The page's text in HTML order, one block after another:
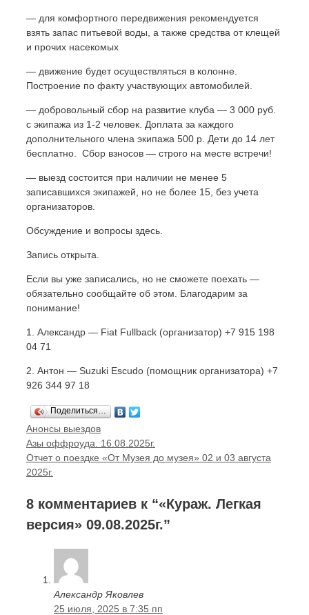
— для комфортного передвижения рекомендуется
взять запас питьевой воды, а также средства от клещей
и прочих насекомых
— движение будет осуществляться в колонне.
Построение по факту участвующих автомобилей.
— добровольный сбор на развитие клуба — 3 000 руб.
с экипажа из 1-2 человек. Доплата за каждого
дополнительного члена экипажа 500 р. Дети до 14 лет
бесплатно. ​ Сбор взносов — строго на месте встречи!
— выезд состоится при наличии не менее 5
записавшихся экипажей, но не более 15, без учета
организаторов.
Обсуждение и вопросы здесь.
Запись открыта.
Если вы уже записались, но не сможете поехать —
обязательно сообщайте об этом. Благодарим за
понимание!
1. Александр — Fiat Fullback (организатор) +7 915 198
04 71
2. Антон — Suzuki Escudo (помощник организатора) +7
926 344 97 18
Поделиться…
Рубрики
Анонсы выездов
Навигация
записи
Азы оффроуда. 16.08.2025г.
Отчет о поездке «От Музея до музея» 02 и 03 августа
2025г.
8 комментариев к “«Кураж. Легкая
версия» 09.08.2025г.”
Александр Яковлев
25 июля, 2025 в 7:35 пп